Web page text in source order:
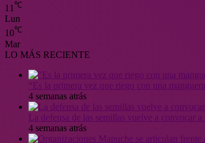
11 ℃
Lun
10℃
Mar
LO MÁS RECIENTE
“Es la primera vez que riego con una
4 semanas atrás
La defensa de las semillas vuelve a convocar
4 semanas atrás